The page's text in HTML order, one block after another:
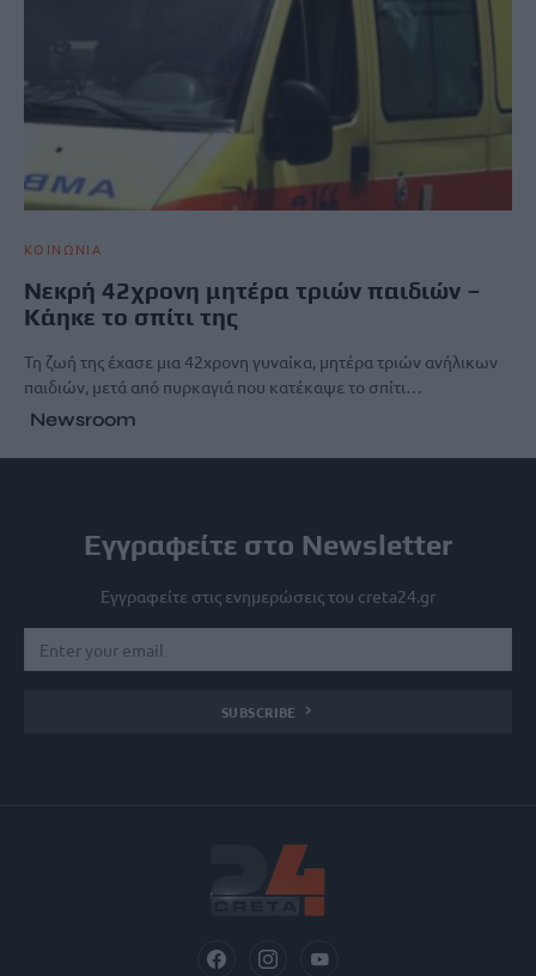
ΚΟΙΝΩΝΙΑ
Νεκρή 42χρονη μητέρα τριών παιδιών –
Κάηκε το σπίτι της
Τη ζωή της έχασε μια 42χρονη γυναίκα, μητέρα τριών ανήλικων
παιδιών, μετά από πυρκαγιά που κατέκαψε το σπίτι…
Newsroom
Εγγραφείτε στο Newsletter
Εγγραφείτε στις ενημερώσεις του creta24.gr
SUBSCRIBE